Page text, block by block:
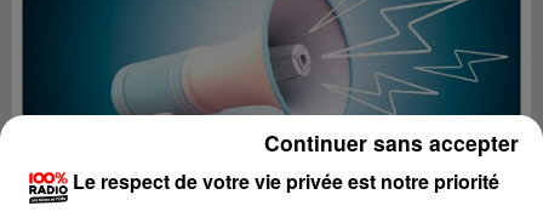
Le respect de votre vie privée est notre priorité
Continuer sans accepter